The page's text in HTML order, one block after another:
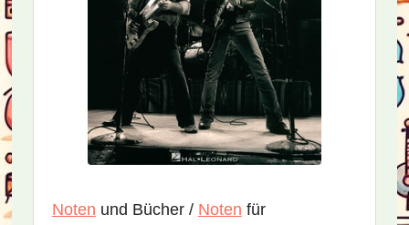
Noten und Bücher / Noten für